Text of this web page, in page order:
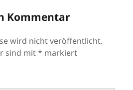
Kommentar
wird nicht veröffentlicht.
sind mit* markiert